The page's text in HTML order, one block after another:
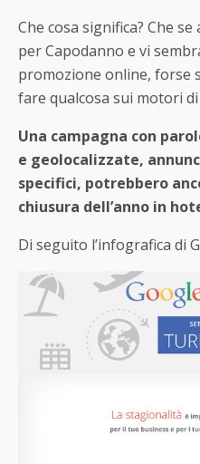
Che cosa significa? Che
per Capodanno e vi
promozione online, forse
fare qualcosa sui motori di
Una campagna con
e geolocalizzate,
specifici, potrebbero
chiusura dell’anno in
Di seguito l’infografica di